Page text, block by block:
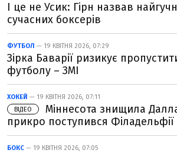
І це не Усик: Гірн назвав
сучасних боксерів
ФУТБОЛ — 19 КВІТНЯ 2026, 07:29
Зірка Баварії ризикує
футболу – ЗМІ
ХОКЕЙ — 19 КВІТНЯ 2026, 07:11
ВІДЕО
Міннесота знищила
прикро поступився
БОКС — 19 КВІТНЯ 2026, 07:05